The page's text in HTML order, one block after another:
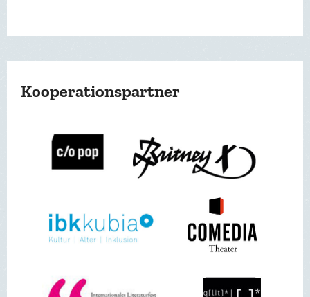
Kooperationspartner